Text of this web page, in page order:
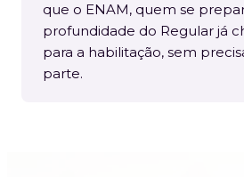
que o ENAM, quem se
profundidade do Regular já
para a habilitação, sem
parte.